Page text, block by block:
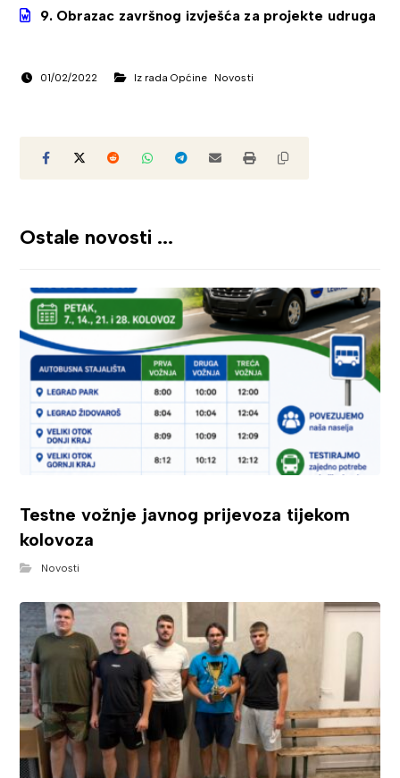
9. Obrazac završnog izvješća za projekte udruga
01/02/2022 Iz rada Općine Novosti
Ostale novosti ...
Testne vožnje javnog prijevoza tijekom
kolovoza
Novosti